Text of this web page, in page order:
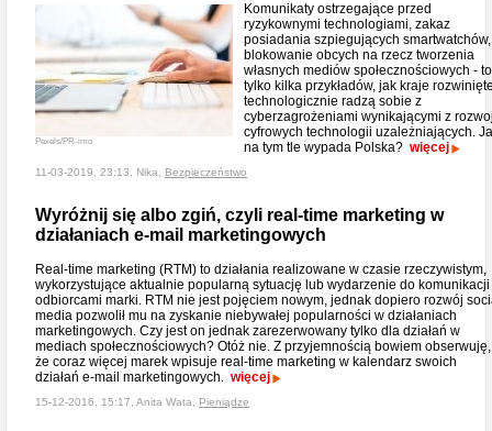
Pexels/PR-imo
Komunikaty ostrzegające przed
ryzykownymi technologiami, zakaz
posiadania szpiegujących smartwatchów,
blokowanie obcych na rzecz tworzenia
własnych mediów społecznościowych - to
tylko kilka przykładów, jak kraje
technologicznie radzą sobie z
cyberzagrożeniami wynikającymi z
cyfrowych technologii uzależniających.
na tym tle wypada Polska? więcej
11-03-2019, 23:13, Nika, Bezpieczeństwo
Wyróżnij się albo zgiń, czyli real-time marketing w
działaniach e-mail marketingowych
Real-time marketing (RTM) to działania realizowane w czasie rzeczywistym,
wykorzystujące aktualnie popularną sytuację lub wydarzenie do komunikacji
odbiorcami marki. RTM nie jest pojęciem nowym, jednak dopiero rozwój
media pozwolił mu na zyskanie niebywałej popularności w działaniach
marketingowych. Czy jest on jednak zarezerwowany tylko dla działań w
mediach społecznościowych? Otóż nie. Z przyjemnością bowiem obserwuję,
że coraz więcej marek wpisuje real-time marketing w kalendarz swoich
działań e-mail marketingowych. więcej
15-12-2016, 15:17, Anita Wata, Pieniądze